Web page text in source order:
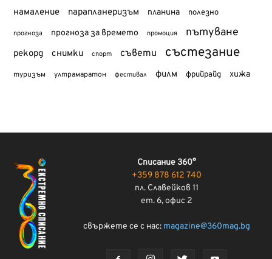
намаление парапланеризъм планина полезно
прогноза прогноза за времето промоция пътуване
рекорд снимки спорт съвети състезание
туризъм ултрамаратон фестивал филм фрийрайд хижа
Списание 360°
+359 878 612 740
пл. Славейков 11
ет. 6, офис 2
свържете се с нас: magazine@360mag.bg